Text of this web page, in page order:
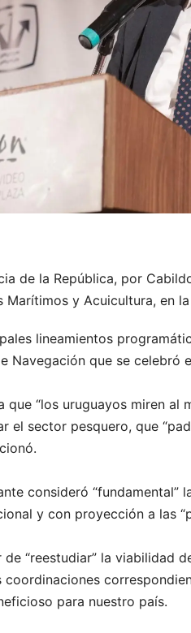
de la República, por
Marítimos y Acuicultura, en
lineamientos
Navegación que se celebró
“los uruguayos miren al
sector pesquero, que
consideró
y con proyección a las
“reestudiar” la viabilidad
coordinaciones
para nuestro país.